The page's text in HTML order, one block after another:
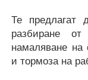
Те предлагат
разбиране
намаляване на
и тормоза на